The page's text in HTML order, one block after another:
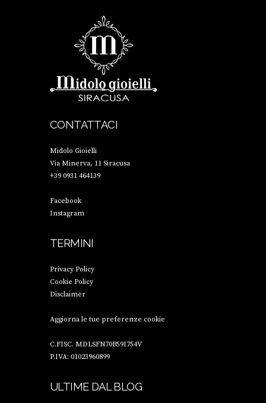
CONTATTACI
Midolo Gioielli
Via Minerva, 11 Siracusa
+39 0931 464139
Facebook
Instagram
TERMINI
Privacy Policy
Cookie Policy
Disclaimer
Aggiorna le tue preferenze cookie
C.FISC. MDLSFN70B59I754V
P.IVA: 01023960899
ULTIME DAL BLOG